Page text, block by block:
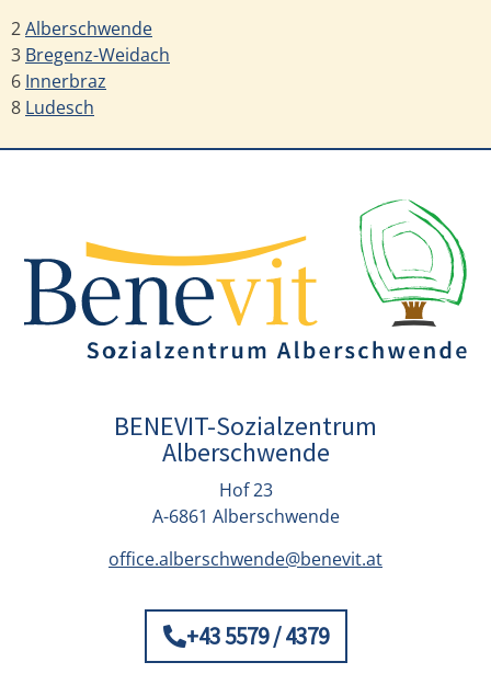
2Alberschwende
3 Bregenz-Weidach
6 Innerbraz
8 Ludesch
BENEVIT-Sozialzentrum
Alberschwende
Hof 23
A-6861 Alberschwende
office.alberschwende@benevit.at
+43 5579 / 4379